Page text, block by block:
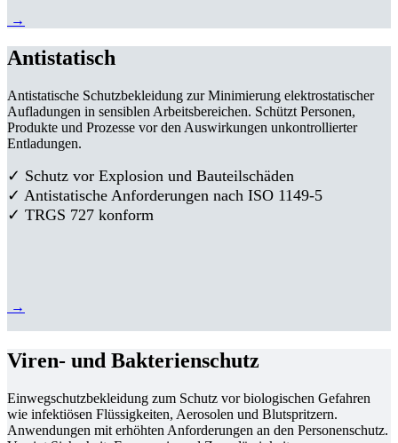
→
Antistatisch
Antistatische Schutzbekleidung zur Minimierung elektrostatischer
Aufladungen in sensiblen Arbeitsbereichen. Schützt Personen,
Produkte und Prozesse vor den Auswirkungen unkontrollierter
Entladungen.
✓ Schutz vor Explosion und Bauteilschäden
✓ Antistatische Anforderungen nach ISO 1149-5
✓ TRGS 727 konform
→
Viren- und Bakterienschutz
Einwegschutzbekleidung zum Schutz vor biologischen Gefahren
wie infektiösen Flüssigkeiten, Aerosolen und Blutspritzern.
Anwendungen mit erhöhten Anforderungen an den Personenschutz.